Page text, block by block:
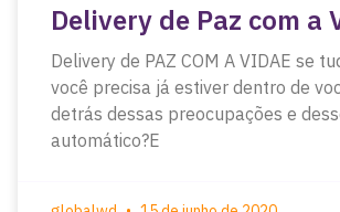
Delivery de Paz com a
Delivery de PAZ COM A VIDAE se
você precisa já estiver dentro de
detrás dessas preocupações e
automático?E